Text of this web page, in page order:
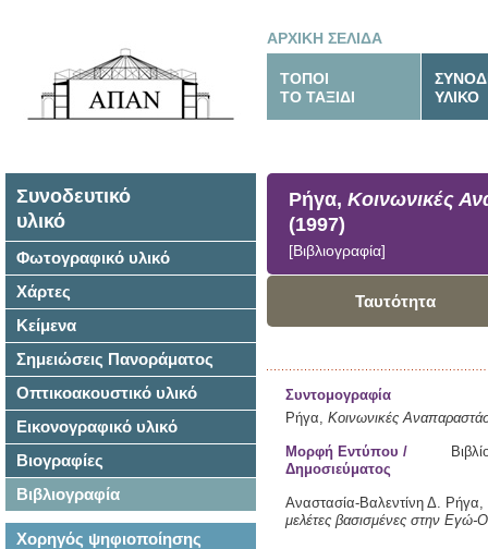
ΑΡΧΙΚΗ ΣΕΛΙΔΑ
ΤΟΠΟΙ
ΤΟ ΤΑΞΙΔΙ
ΥΛΙΚΟ
Συνοδευτικό
υλικό
Φωτογραφικό υλικό
Χάρτες
Κείμενα
Σημειώσεις Πανοράματος
Οπτικοακουστικό υλικό
Εικονογραφικό υλικό
Βιογραφίες
Βιβλιογραφία
Χορηγός ψηφιοποίησης
Ρήγα, Κοινωνικές
(1997)
[Βιβλιογραφία]
Ταυτότητα
Συντομογραφία
Ρήγα, Κοινωνικές
Μορφή Εντύπου /
Δημοσιεύματος
Αναστασία-Βαλεντίνη Δ. Ρήγα,
μελέτες βασισμένες στην Εγώ-